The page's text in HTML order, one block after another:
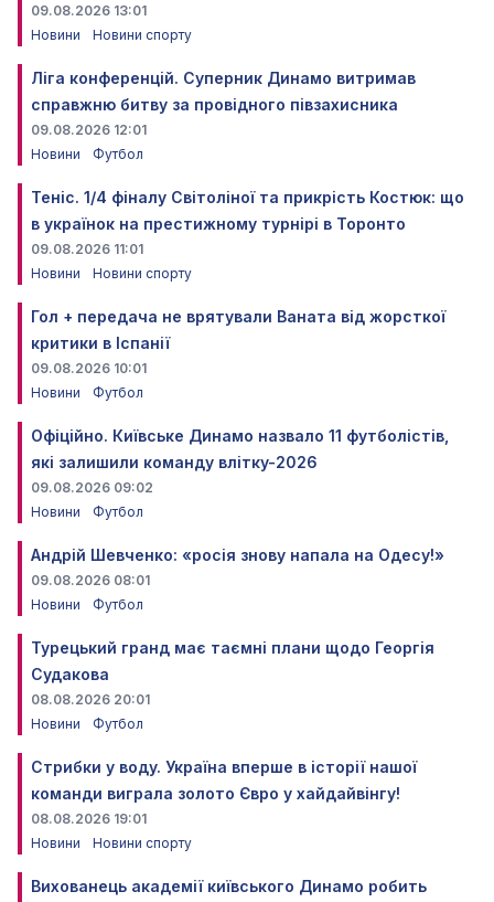
09.08.2026 13:01
Новини
Новини спорту
Ліга конференцій. Суперник Динамо витримав
справжню битву за провідного півзахисника
09.08.2026 12:01
Новини
Футбол
Теніс. 1/4 фіналу Світоліної та прикрість Костюк: що
в українок на престижному турнірі в Торонто
09.08.2026 11:01
Новини
Новини спорту
Гол + передача не врятували Ваната від жорсткої
критики в Іспанії
09.08.2026 10:01
Новини
Футбол
Офіційно. Київське Динамо назвало 11 футболістів,
які залишили команду влітку-2026
09.08.2026 09:02
Новини
Футбол
Андрій Шевченко: «росія знову напала на Одесу!»
09.08.2026 08:01
Новини
Футбол
Турецький гранд має таємні плани щодо Георгія
Судакова
08.08.2026 20:01
Новини
Футбол
Стрибки у воду. Україна вперше в історії нашої
команди виграла золото Євро у хайдайвінгу!
08.08.2026 19:01
Новини
Новини спорту
Вихованець академії київського Динамо робить